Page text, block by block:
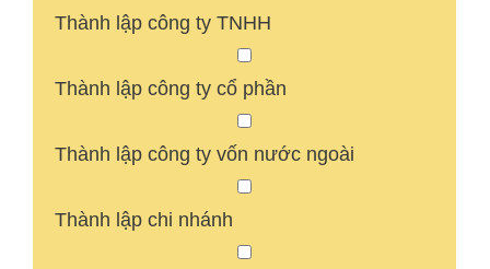
Thành lập công ty TNHH
Thành lập công ty cổ phần
Thành lập công ty vốn nước ngoài
Thành lập chi nhánh